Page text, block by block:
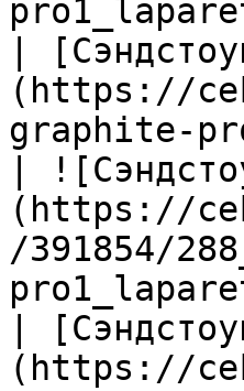
|
(https://
graphite-
|
(https://
/391854/
|
(https://